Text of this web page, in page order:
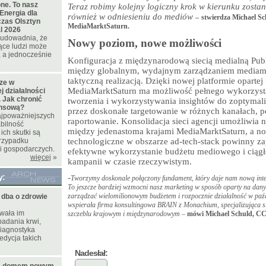
Teraz robimy kolejny logiczny krok w kierunku
również w odniesieniu do mediów – stwierdza Michael
MediaMarktSaturn.
Nowy poziom, nowe możliwości
Konfiguracja z międzynarodową siecią medialną
między globalnym, wydajnym zarządzaniem
taktyczną realizacją. Dzięki nowej platformie opartej
MediaMarktSaturn ma możliwość pełnego
tworzenia i wykorzystywania insightów do
przez doskonałe targetowanie w różnych kanałach,
raportowanie. Konsolidacja sieci agencji umożliwia
między jedenastoma krajami MediaMarktSaturn, a
technologiczne w obszarze ad-tech-stack powinny
efektywne wykorzystanie budżetu mediowego i
kampanii w czasie rzeczywistym.
-Tworzymy doskonale połączony fundament, który daje nam nową
To jeszcze bardziej wzmocni nasz marketing w sposób oparty na
zarządzać wielomilionowym budżetem i rozpocznie działalność w
wspierała firma konsultingowa BRAIN z Monachium, specjalizująca
szczeblu krajowym i międzynarodowym – mówi Michael Schuld,
Nadesłał:
To nasz
dla
Olsztyn
2026
że
ludzi może
a jednocześnie
w
działalności
Jak chronić
skutki są
gospodarczych.
więcej »
dba o zdrowie
im
krwi,
takich